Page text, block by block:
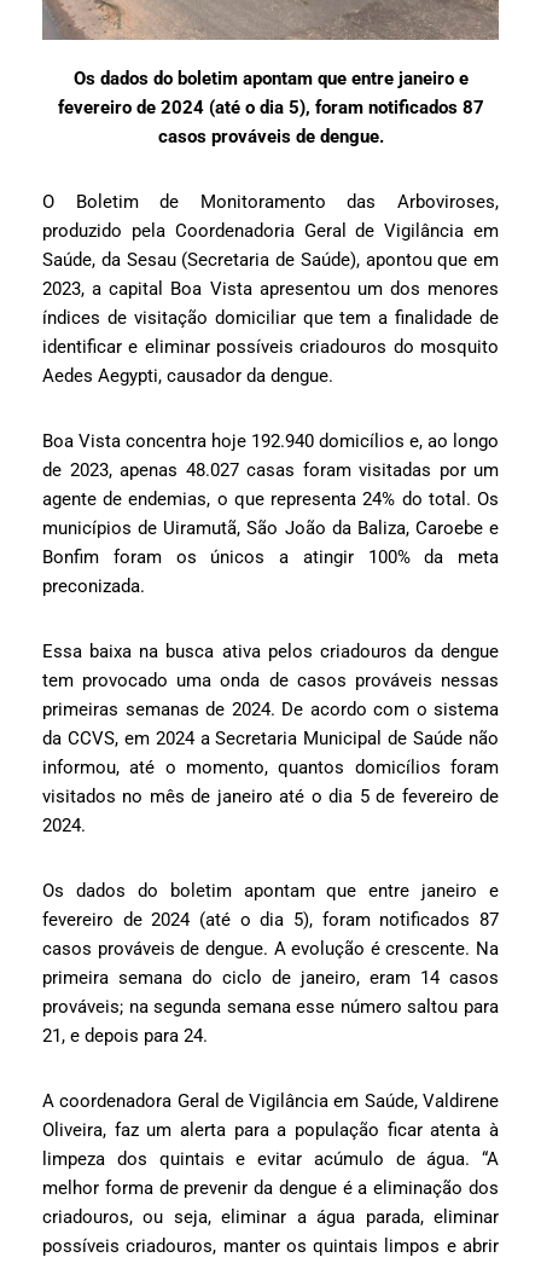
Os dados do boletim apontam que entre janeiro e
fevereiro de 2024 (até o dia 5), foram notificados 87
casos prováveis de dengue.
O Boletim de Monitoramento das Arboviroses,
produzido pela Coordenadoria Geral de Vigilância em
Saúde, da Sesau (Secretaria de Saúde), apontou que em
2023, a capital Boa Vista apresentou um dos menores
índices de visitação domiciliar que tem a finalidade de
identificar e eliminar possíveis criadouros do mosquito
Aedes Aegypti, causador da dengue.
Boa Vista concentra hoje 192.940 domicílios e, ao longo
de 2023, apenas 48.027 casas foram visitadas por um
agente de endemias, o que representa 24% do total. Os
municípios de Uiramutã, São João da Baliza, Caroebe e
Bonfim foram os únicos a atingir 100% da meta
preconizada.
Essa baixa na busca ativa pelos criadouros da dengue
tem provocado uma onda de casos prováveis nessas
primeiras semanas de 2024. De acordo com o sistema
da CCVS, em 2024 a Secretaria Municipal de Saúde não
informou, até o momento, quantos domicílios foram
visitados no mês de janeiro até o dia 5 de fevereiro de
2024.
Os dados do boletim apontam que entre janeiro e
fevereiro de 2024 (até o dia 5), foram notificados 87
casos prováveis de dengue. A evolução é crescente. Na
primeira semana do ciclo de janeiro, eram 14 casos
prováveis; na segunda semana esse número saltou para
21, e depois para 24.
A coordenadora Geral de Vigilância em Saúde, Valdirene
Oliveira, faz um alerta para a população ficar atenta à
limpeza dos quintais e evitar acúmulo de água. “A
melhor forma de prevenir da dengue é a eliminação dos
criadouros, ou seja, eliminar a água parada, eliminar
possíveis criadouros, manter os quintais limpos e abrir